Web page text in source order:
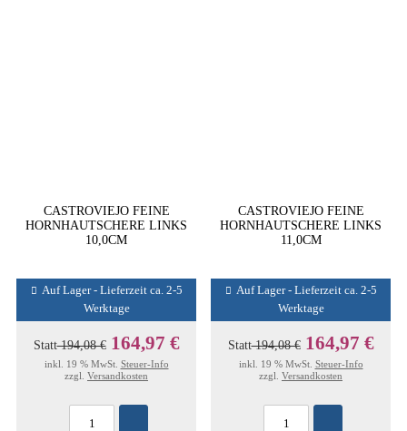
CASTROVIEJO FEINE
HORNHAUTSCHERE LINKS
10,0CM
Auf Lager - Lieferzeit ca. 2-5
Werktage
Statt194,08 € 164,97 €
inkl. 19 % MwSt. Steuer-Info
zzgl. Versandkosten
CASTROVIEJO FEINE
HORNHAUTSCHERE LINKS
11,0CM
Auf Lager - Lieferzeit ca. 2-5
Werktage
Statt194,08 € 164,97 €
inkl. 19 % MwSt. Steuer-Info
zzgl. Versandkosten